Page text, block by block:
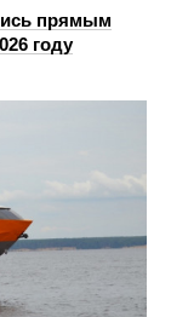
прямым
году